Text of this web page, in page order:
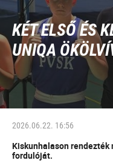
KÉT ELSŐ ÉS
UNIQA
2026.06.22. 16:56
Kiskunhalason rendezték
fordulóját.